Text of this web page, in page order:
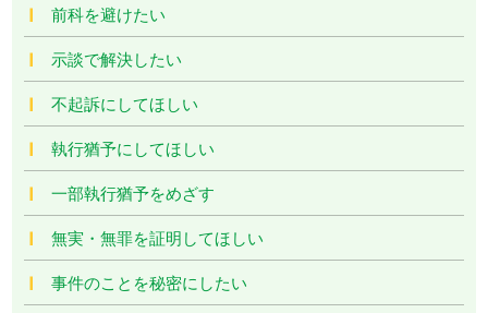
前科を避けたい
示談で解決したい
不起訴にしてほしい
執行猶予にしてほしい
一部執行猶予をめざす
無実・無罪を証明してほしい
事件のことを秘密にしたい